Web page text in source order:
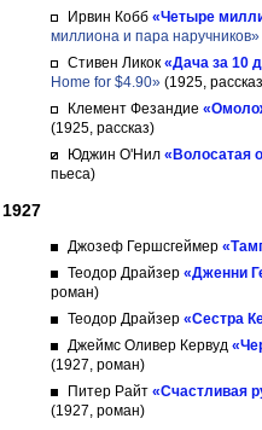
Ирвин Кобб «Четыре
миллиона и пара наручников»
Стивен Ликок «Дача за 10
Home for $4.90» (1925,
Клемент Фезандие
(1925, рассказ)
Юджин О'Нил «Волосатая
пьеса)
1927
Джозеф Гершсгеймер
Теодор Драйзер «Дженни
роман)
Теодор Драйзер «Сестра
Джеймс Оливер Кервуд
(1927, роман)
Питер Райт «Счастливая
(1927, роман)